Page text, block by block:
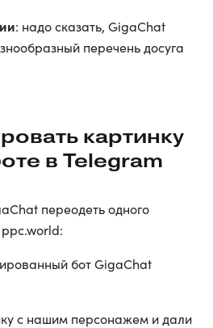
: надо сказать, GigaChat
перечень досуга
картинку
в Telegram
переодеть одного
бот GigaChat
с нашим персонажем и дали